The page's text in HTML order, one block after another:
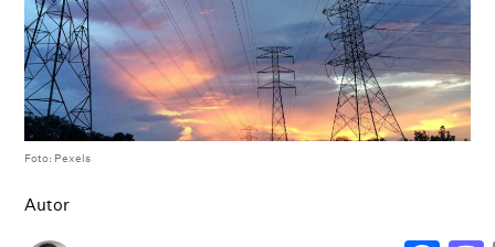
Foto: Pexels
Autor